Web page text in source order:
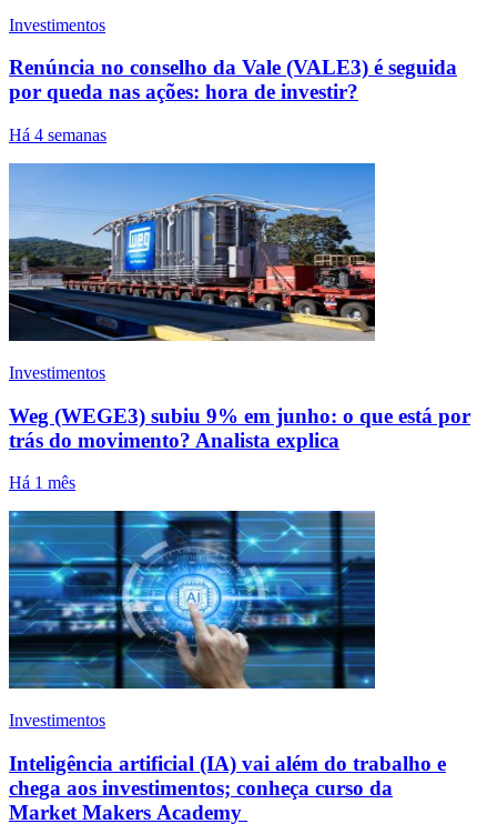
Investimentos
Renúncia no conselho da Vale (VALE3) é seguida
por queda nas ações: hora de investir?
Há 4 semanas
Investimentos
Weg (WEGE3) subiu 9% em junho: o que está por
trás do movimento? Analista explica
Há 1 mês
Investimentos
Inteligência artificial (IA) vai além do trabalho e
chega aos investimentos; conheça curso da
Market Makers Academy